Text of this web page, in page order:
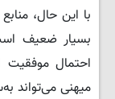
با این حال،
بسیار ضعیف
احتمال موفقیت
میهنی می‌تواند